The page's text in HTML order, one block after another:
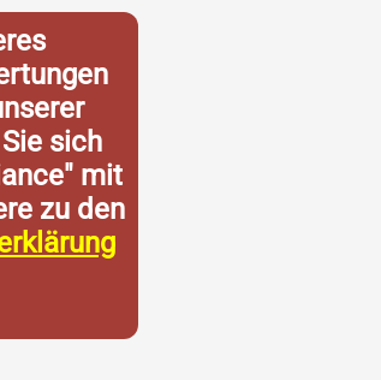
sich
mit
zu den